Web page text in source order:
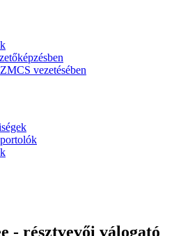
vezetésében
- résztvevői válogató